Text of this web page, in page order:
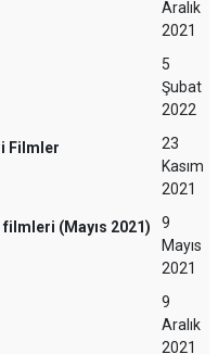
Aralık
2021
5
Şubat
2022
Filmler
23
Kasım
2021
(Mayıs 2021)
9
Mayıs
2021
9
Aralık
2021